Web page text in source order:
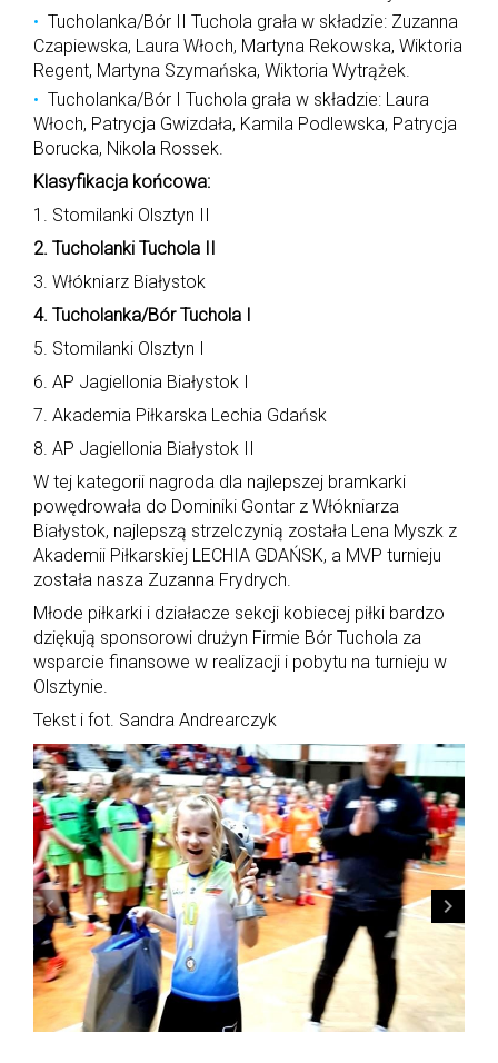
Tucholanka/Bór II Tuchola grała w składzie: Zuzanna
Czapiewska, Laura Włoch, Martyna Rekowska, Wiktoria
Regent, Martyna Szymańska, Wiktoria Wytrążek.
Tucholanka/Bór I Tuchola grała w składzie: Laura
Włoch, Patrycja Gwizdała, Kamila Podlewska, Patrycja
Borucka, Nikola Rossek.
Klasyfikacja końcowa:
1. Stomilanki Olsztyn II
2. Tucholanki Tuchola II
3. Włókniarz Białystok
4. Tucholanka/Bór Tuchola I
5. Stomilanki Olsztyn I
6. AP Jagiellonia Białystok I
7. Akademia Piłkarska Lechia Gdańsk
8. AP Jagiellonia Białystok II
W tej kategorii nagroda dla najlepszej bramkarki
powędrowała do Dominiki Gontar z Włókniarza
Białystok, najlepszą strzelczynią została Lena Myszk z
Akademii Piłkarskiej LECHIA GDAŃSK, a MVP turnieju
została nasza Zuzanna Frydrych.
Młode piłkarki i działacze sekcji kobiecej piłki bardzo
dziękują sponsorowi drużyn Firmie Bór Tuchola za
wsparcie finansowe w realizacji i pobytu na turnieju w
Olsztynie.
Tekst i fot. Sandra Andrearczyk
navigate_before navigate_next